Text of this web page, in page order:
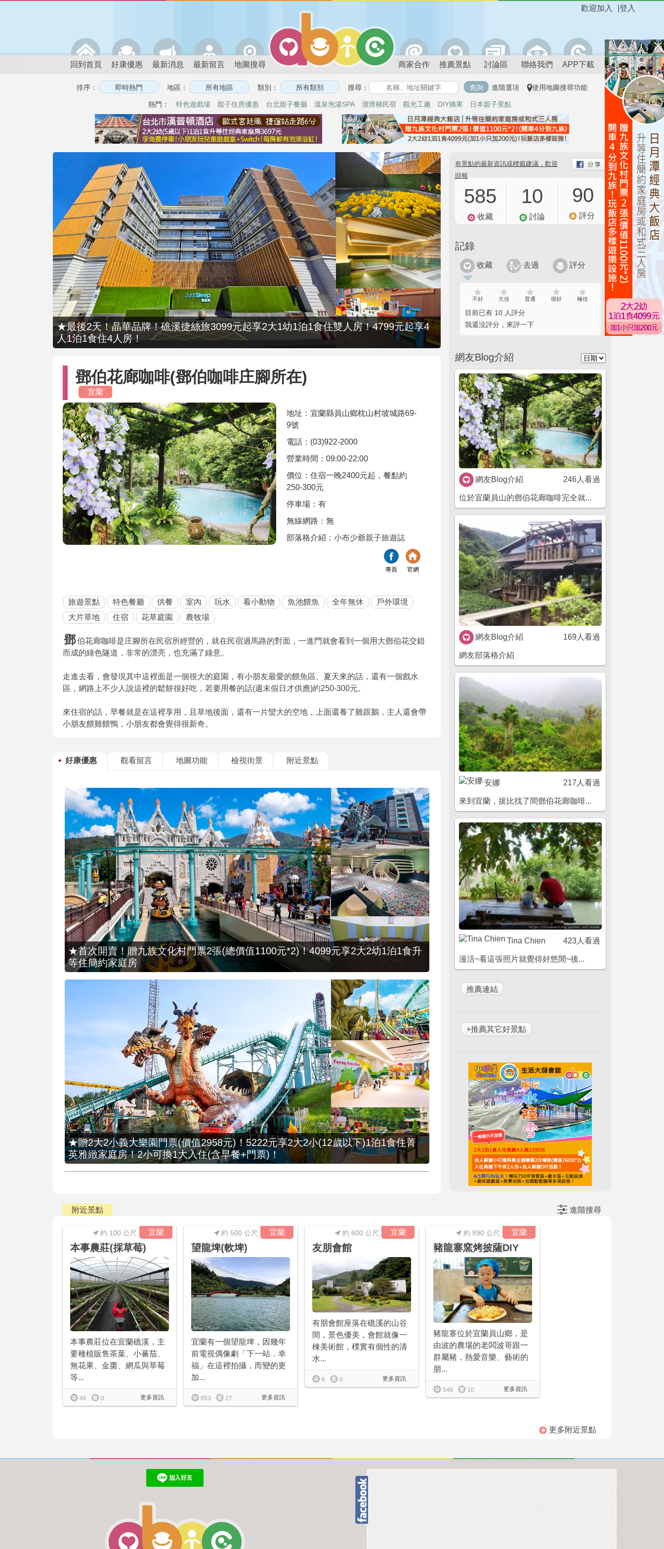
登入
歡迎加入
回到首頁 好康優惠 最新消息 最新留言 地圖搜尋 商家合作 推薦景點 討論區 聯絡我們 APP下載
排序： 地區： 類別： 搜尋： 進階選項 使用地圖搜尋功能
熱門： 特色遊戲場 親子住房優惠 台北親子餐廳 溫泉泡湯SPA 溜滑梯民宿 觀光工廠 DIY摘果 日本親子景點
★最後2天！晶華品牌！礁溪捷絲旅3099元起享2大1幼1泊1食住雙人房！4799元起享4
人1泊1食住4人房！
鄧伯花廊咖啡(鄧伯咖啡庄腳所在)
宜蘭
地址：宜蘭縣員山鄉枕山村坡城路69-
9號
電話：(03)922-2000
營業時間：09:00-22:00
價位：住宿一晚2400元起，餐點約
250-300元
停車場：有
無線網路：無
部落格介紹：小布少爺親子旅遊誌
專頁 官網
旅遊景點 特色餐廳 供餐 室內 玩水 看小動物 魚池餵魚 全年無休
戶外環境
大片草地
住宿 花草庭園 農牧場
鄧伯花廊咖啡是庄腳所在民宿所經營的，就在民宿過馬路的對面，一進門就會看到一個用大鄧伯花交錯
而成的綠色隧道，非常的漂亮，也充滿了綠意。
走進去看，會發現其中這裡面是一個很大的庭園，有小朋友最愛的餵魚區、夏天來的話，還有一個戲水
區，網路上不少人說這裡的鬆餅很好吃，若要用餐的話(週末假日才供應)約250-300元。
來住宿的話，早餐就是在這裡享用，且草地後面，還有一片蠻大的空地，上面還養了雞跟鵝，主人還會帶
小朋友餵雞餵鴨，小朋友都會覺得很新奇。
好康優惠 觀看留言 地圖功能 檢視街景 附近景點
★首次開賣！贈九族文化村門票2張(總價值1100元*2)！4099元享2大2幼1泊1食升
等住簡約家庭房
★贈2大2小義大樂園門票(價值2958元)！5222元享2大2小(12歲以下)1泊1食住菁
英雅緻家庭房！2小可換1大入住(含早餐+門票)！
有景點的最新資訊或標籤建議，歡迎
回報
585
收藏
10
討論
90
評分
記錄
收藏 去過 評分
不好 欠佳 普通 很好 極佳
目前已有 10 人評分
我還沒評分，來評一下
網友Blog介紹
網友Blog介紹 246人看過
位於宜蘭員山的鄧伯花廊咖啡完全就...
網友Blog介紹 169人看過
網友部落格介紹
安娜 217人看過
來到宜蘭，拔比找了間鄧伯花廊咖啡...
Tina Chien 423人看過
漫活~看這張照片就覺得好悠閒~後...
+推薦其它好景點
附近景點 進階搜尋
宜蘭
約 100 公尺
本事農莊(採草莓)
本事農莊位在宜蘭礁溪，主
要種植販售茶葉、小蕃茄、
無花果、金棗、網瓜與草莓
等...
更多資訊
46 0
宜蘭
約 500 公尺
望龍埤(軟埤)
宜蘭有一個望龍埤，因幾年
前電視偶像劇「下一站．幸
福」在這裡拍攝，而變的更
加...
更多資訊
653 27
宜蘭
約 600 公尺
友朋會館
有朋會館座落在礁溪的山谷
間，景色優美，會館就像一
棟美術館，樸實有個性的清
水...
更多資訊
6 0
宜蘭
約 890 公尺
豬龍寨窯烤披薩DIY
豬龍寨位於宜蘭員山鄉，是
由波的農場的老闆波哥跟一
群屬豬，熱愛音樂、藝術的
朋...
更多資訊
548 10
更多附近景點